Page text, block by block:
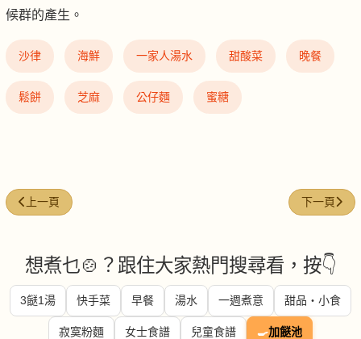
候群的產生。
沙律 海鮮 一家人湯水 甜酸菜 晚餐
鬆餅 芝麻 公仔麵 蜜糖
上一篇文章: 維持良好代謝 不能忽視這一碘！
上一頁 下一篇文
下一頁
想煮乜🍲？跟住大家熱門搜尋看，按👇
3餸1湯 快手菜 早餐 湯水 一週煮意 甜品・小食
寂寞粉麵 女士食譜 兒童食譜 🍳加餸池